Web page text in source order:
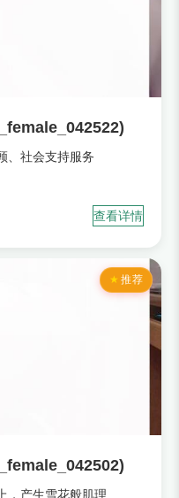
、社会支持服务
查看详情
推荐
，产生雪花般肌理